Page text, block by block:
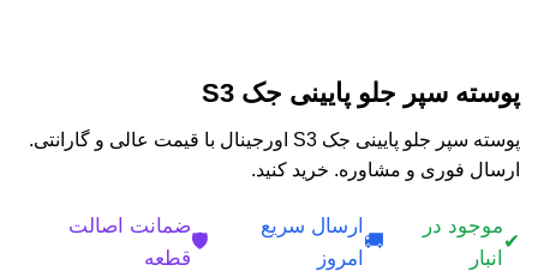
پوسته سپر جلو پایینی جک S3
پوسته سپر جلو پایینی جک S3 اورجینال با قیمت عالی و گارانتی.
ارسال فوری و مشاوره. خرید کنید.
✔
موجود در
انبار
🚚
ارسال سریع
امروز
🛡️
ضمانت اصالت
قطعه